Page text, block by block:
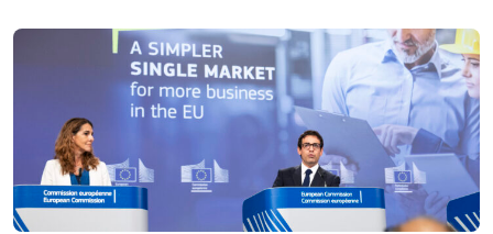
heeft kunnen proeven van de Brusselse én de
Haagse politiek?